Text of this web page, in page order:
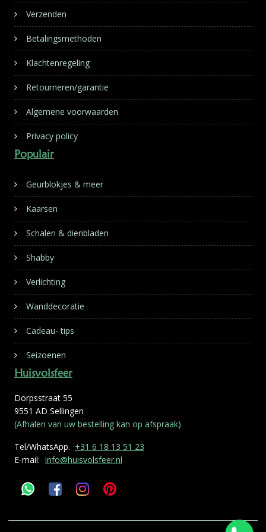
Verzenden
Betalingsmethoden
Klachtenregeling
Retourneren/garantie
Algemene voorwaarden
Privacy policy
Populair
Geurblokjes & meer
Kaarsen
Schalen & dienbladen
Shabby
Verlichting
Wanddecoratie
Cadeau- tips
Seizoenen
Huisvolsfeer
Dorpsstraat 55
9551 AD Sellingen
(Afhalen van uw bestelling kan op afspraak)
Tel/WhatsApp. +31 6 18 13 51 23
E-mail: info@huisvolsfeer.nl